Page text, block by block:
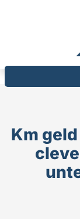
Km